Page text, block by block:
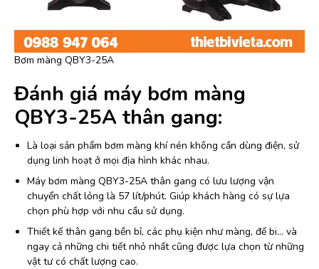
Bơm màng QBY3-25A
Đánh giá máy bơm màng
QBY3-25A thân gang:
Là loại sản phẩm bơm màng khí nén không cần dùng điện, sử
dụng linh hoạt ở mọi địa hình khác nhau.
Máy bơm màng QBY3-25A thân gang có lưu lượng vận
chuyển chất lỏng là 57 lít/phút. Giúp khách hàng có sự lựa
chọn phù hợp với nhu cầu sử dụng.
Thiết kế thân gang bền bỉ, các phụ kiện như màng, đế bi… và
ngay cả những chi tiết nhỏ nhất cũng được lựa chọn từ những
vật tư có chất lượng cao.